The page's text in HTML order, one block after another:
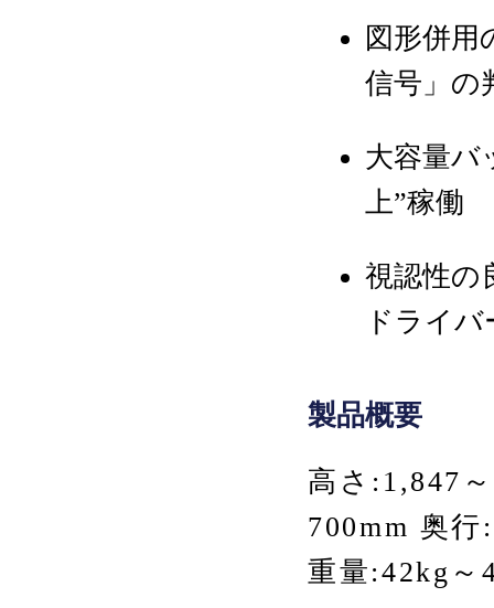
図形併用
信号」の
大容量バ
上”稼働
視認性の
ドライ
製品概要
高さ:1,847
700mm 奥行
重量:42kg～